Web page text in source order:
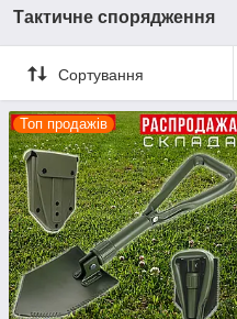
Тактичне спорядження
Сортування
Топ продажів